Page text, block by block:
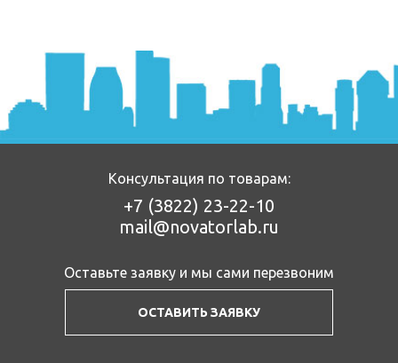
Консультация по товарам:
+7 (3822) 23-22-10
mail@novatorlab.ru
Оставьте заявку и мы сами перезвоним
ОСТАВИТЬ ЗАЯВКУ